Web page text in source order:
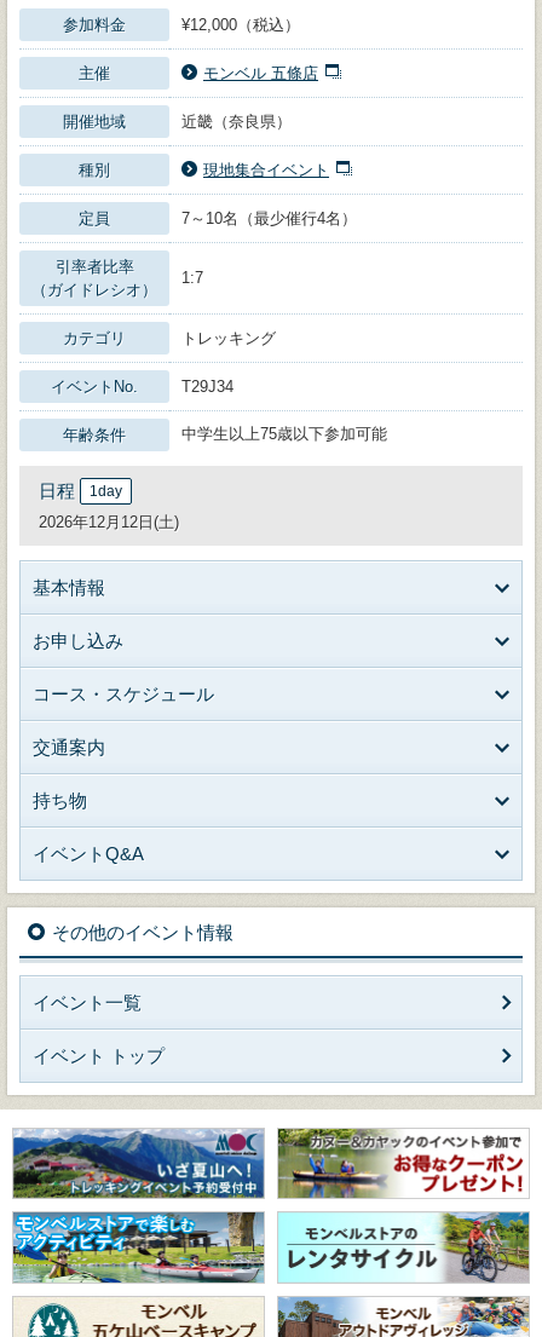
参加料金 ¥12,000（税込）
主催 モンベル 五條店
開催地域 近畿（奈良県）
種別 現地集合イベント
定員 7～10名（最少催行4名）
引率者比率
（ガイドレシオ）
1:7
カテゴリ トレッキング
イベントNo. T29J34
年齢条件 中学生以上75歳以下参加可能
日程 1day
2026年12月12日(土)
基本情報
お申し込み
コース・スケジュール
交通案内
持ち物
イベントQ&A
その他のイベント情報
イベント一覧
イベント トップ